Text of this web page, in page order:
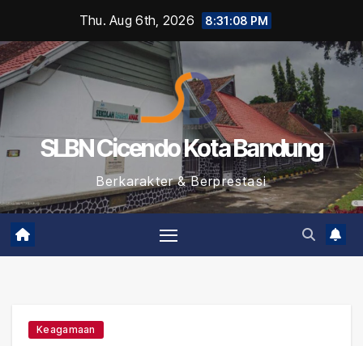
content
Thu. Aug 6th, 2026 8:31:09 PM
SLBN Cicendo Kota Bandung
Berkarakter & Berprestasi
Keagamaan